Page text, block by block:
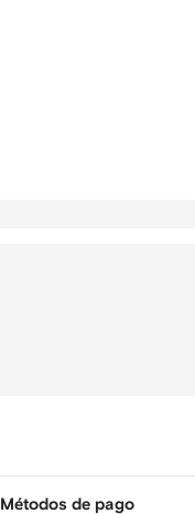
Métodos de pago